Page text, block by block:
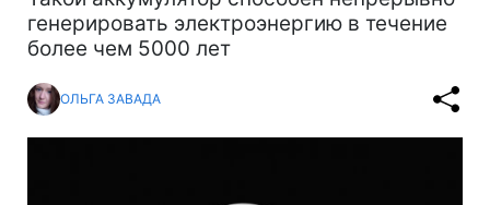
генерировать электроэнергию в течение
более чем 5000 лет
ОЛЬГА ЗАВАДА